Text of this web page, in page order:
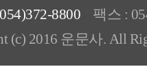
054)372-8800 팩스 :
(c) 2016 운문사. All